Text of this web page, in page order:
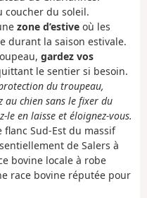
coucher du soleil.
zone d’estive où les
durant la saison estivale.
gardez vos
le sentier si besoin.
du troupeau,
au chien sans le fixer du
le en laisse et éloignez-vous.
Sud-Est du massif
de Salers à
bovine locale à robe
race bovine réputée pour